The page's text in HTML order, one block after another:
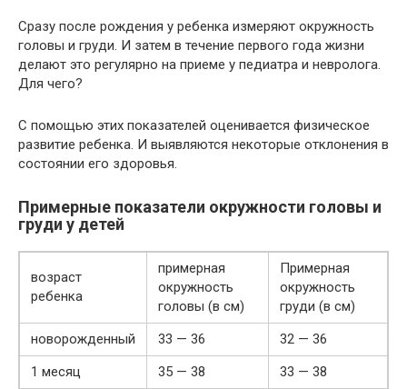
Сразу после рождения у ребенка измеряют окружность
головы и груди. И затем в течение первого года жизни
делают это регулярно на приеме у педиатра и невролога.
Для чего?
С помощью этих показателей оценивается физическое
развитие ребенка. И выявляются некоторые отклонения в
состоянии его здоровья.
Примерные показатели окружности головы и
груди у детей
возраст
ребенка
примерная
окружность
головы (в см)
Примерная
окружность
груди (в см)
новорожденный
33 — 36
32 — 36
1 месяц
35 — 38
33 — 38